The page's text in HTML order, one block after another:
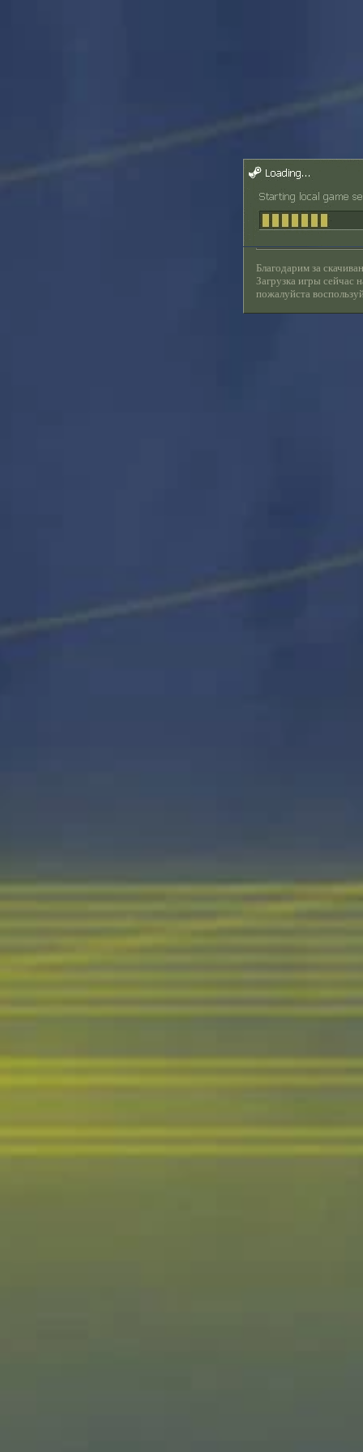
Благодарим за
Загрузка игры сейчас
пожалуйста